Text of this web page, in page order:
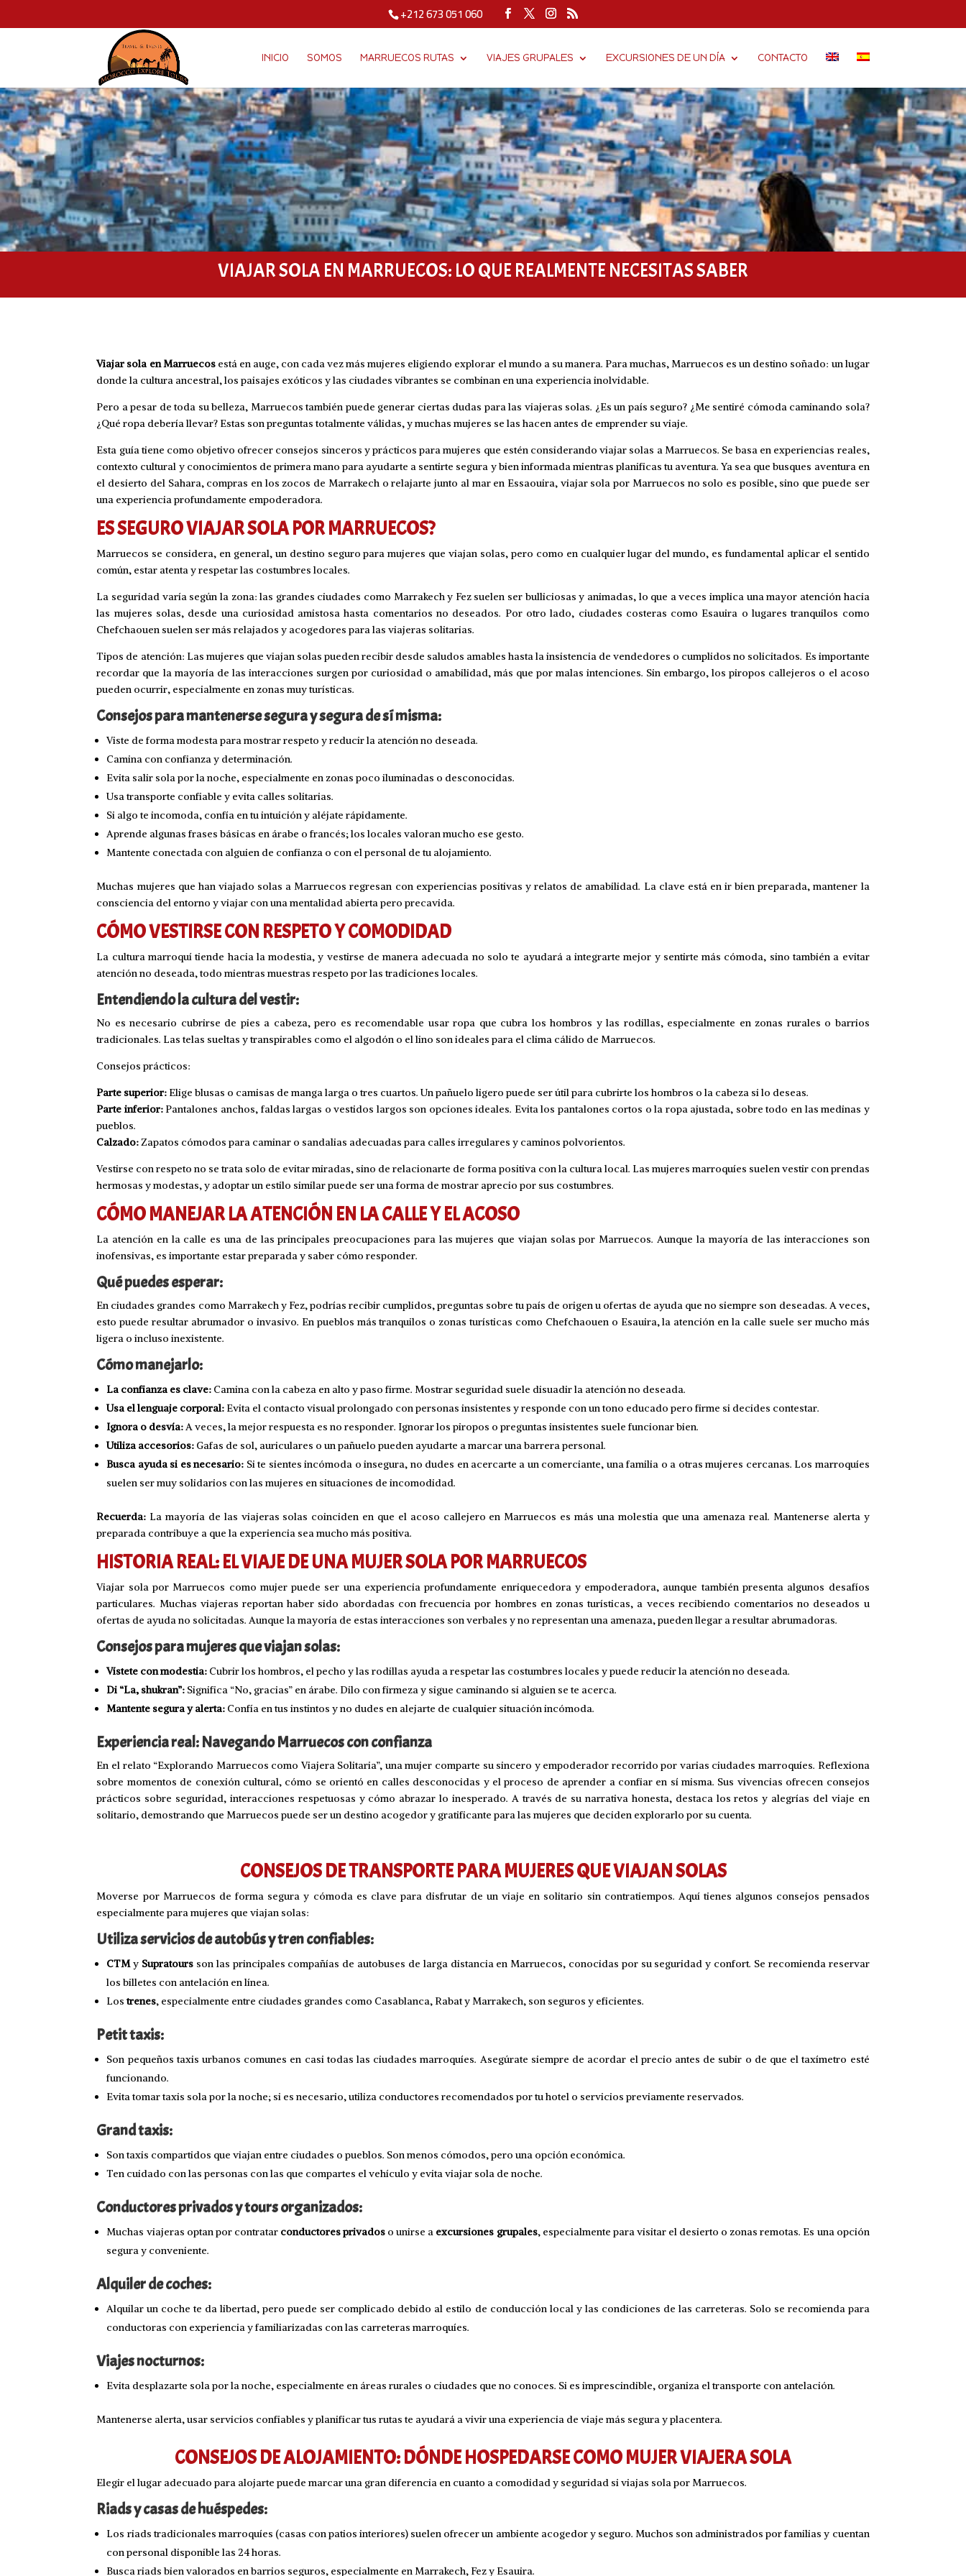
+212 673 051 060
INICIO SOMOS MARRUECOS RUTAS VIAJES GRUPALES EXCURSIONES DE UN DÍA CONTACTO
VIAJAR SOLA EN MARRUECOS: LO QUE REALMENTE NECESITAS SABER
Viajar sola en Marruecosestá en auge, con cada vez más mujeres eligiendo explorar el mundo a su manera. Para muchas, Marruecos es un destino soñado: un lugar
donde la cultura ancestral, los paisajes exóticos y las ciudades vibrantes se combinan en una experiencia inolvidable.
Pero a pesar de toda su belleza, Marruecos también puede generar ciertas dudas para las viajeras solas. ¿Es un país seguro? ¿Me sentiré cómoda caminando sola?
¿Qué ropa debería llevar? Estas son preguntas totalmente válidas, y muchas mujeres se las hacen antes de emprender su viaje.
Esta guía tiene como objetivo ofrecer consejos sinceros y prácticos para mujeres que estén considerando viajar solas a Marruecos. Se basa en experiencias reales,
contexto cultural y conocimientos de primera mano para ayudarte a sentirte segura y bien informada mientras planificas tu aventura. Ya sea que busques aventura en
el desierto del Sahara, compras en los zocos de Marrakech o relajarte junto al mar en Essaouira, viajar sola por Marruecos no solo es posible, sino que puede ser
una experiencia profundamente empoderadora.
ES SEGURO VIAJAR SOLA POR MARRUECOS?
Marruecos se considera, en general, un destino seguro para mujeres que viajan solas, pero como en cualquier lugar del mundo, es fundamental aplicar el sentido
común, estar atenta y respetar las costumbres locales.
La seguridad varía según la zona: las grandes ciudades como Marrakech y Fez suelen ser bulliciosas y animadas, lo que a veces implica una mayor atención hacia
las mujeres solas, desde una curiosidad amistosa hasta comentarios no deseados. Por otro lado, ciudades costeras como Esauira o lugares tranquilos como
Chefchaouen suelen ser más relajados y acogedores para las viajeras solitarias.
Tipos de atención: Las mujeres que viajan solas pueden recibir desde saludos amables hasta la insistencia de vendedores o cumplidos no solicitados. Es importante
recordar que la mayoría de las interacciones surgen por curiosidad o amabilidad, más que por malas intenciones. Sin embargo, los piropos callejeros o el acoso
pueden ocurrir, especialmente en zonas muy turísticas.
Consejos para mantenerse segura y segura de sí misma:
Viste de forma modesta para mostrar respeto y reducir la atención no deseada.
Camina con confianza y determinación.
Evita salir sola por la noche, especialmente en zonas poco iluminadas o desconocidas.
Usa transporte confiable y evita calles solitarias.
Si algo te incomoda, confía en tu intuición y aléjate rápidamente.
Aprende algunas frases básicas en árabe o francés; los locales valoran mucho ese gesto.
Mantente conectada con alguien de confianza o con el personal de tu alojamiento.
Muchas mujeres que han viajado solas a Marruecos regresan con experiencias positivas y relatos de amabilidad. La clave está en ir bien preparada, mantener la
consciencia del entorno y viajar con una mentalidad abierta pero precavida.
CÓMO VESTIRSE CON RESPETO Y COMODIDAD
La cultura marroquí tiende hacia la modestia, y vestirse de manera adecuada no solo te ayudará a integrarte mejor y sentirte más cómoda, sino también a evitar
atención no deseada, todo mientras muestras respeto por las tradiciones locales.
Entendiendo la cultura del vestir:
No es necesario cubrirse de pies a cabeza, pero es recomendable usar ropa que cubra los hombros y las rodillas, especialmente en zonas rurales o barrios
tradicionales. Las telas sueltas y transpirables como el algodón o el lino son ideales para el clima cálido de Marruecos.
Consejos prácticos:
Parte superior: Elige blusas o camisas de manga larga o tres cuartos. Un pañuelo ligero puede ser útil para cubrirte los hombros o la cabeza si lo deseas.
Parte inferior:Pantalones anchos, faldas largas o vestidos largos son opciones ideales. Evita los pantalones cortos o la ropa ajustada, sobre todo en las medinas y
pueblos.
Calzado:Zapatos cómodos para caminar o sandalias adecuadas para calles irregulares y caminos polvorientos.
Vestirse con respeto no se trata solo de evitar miradas, sino de relacionarte de forma positiva con la cultura local. Las mujeres marroquíes suelen vestir con prendas
hermosas y modestas, y adoptar un estilo similar puede ser una forma de mostrar aprecio por sus costumbres.
CÓMO MANEJAR LA ATENCIÓN EN LA CALLE Y EL ACOSO
La atención en la calle es una de las principales preocupaciones para las mujeres que viajan solas por Marruecos. Aunque la mayoría de las interacciones son
inofensivas, es importante estar preparada y saber cómo responder.
Qué puedes esperar:
En ciudades grandes como Marrakech y Fez, podrías recibir cumplidos, preguntas sobre tu país de origen u ofertas de ayuda que no siempre son deseadas. A veces,
esto puede resultar abrumador o invasivo. En pueblos más tranquilos o zonas turísticas como Chefchaouen o Esauira, la atención en la calle suele ser mucho más
ligera o incluso inexistente.
Cómo manejarlo:
La confianza es clave: Camina con la cabeza en alto y paso firme. Mostrar seguridad suele disuadir la atención no deseada.
Usa el lenguaje corporal: Evita el contacto visual prolongado con personas insistentes y responde con un tono educado pero firme si decides contestar.
Ignora o desvía:A veces, la mejor respuesta es no responder. Ignorar los piropos o preguntas insistentes suele funcionar bien.
Utiliza accesorios: Gafas de sol, auriculares o un pañuelo pueden ayudarte a marcar una barrera personal.
Busca ayuda si es necesario: Si te sientes incómoda o insegura, no dudes en acercarte a un comerciante, una familia o a otras mujeres cercanas. Los marroquíes
suelen ser muy solidarios con las mujeres en situaciones de incomodidad.
Recuerda: La mayoría de las viajeras solas coinciden en que el acoso callejero en Marruecos es más una molestia que una amenaza real. Mantenerse alerta y
preparada contribuye a que la experiencia sea mucho más positiva.
HISTORIA REAL: EL VIAJE DE UNA MUJER SOLA POR MARRUECOS
Viajar sola por Marruecos como mujer puede ser una experiencia profundamente enriquecedora y empoderadora, aunque también presenta algunos desafíos
particulares. Muchas viajeras reportan haber sido abordadas con frecuencia por hombres en zonas turísticas, a veces recibiendo comentarios no deseados u
ofertas de ayuda no solicitadas. Aunque la mayoría de estas interacciones son verbales y no representan una amenaza, pueden llegar a resultar abrumadoras.
Consejos para mujeres que viajan solas:
Vístete con modestia: Cubrir los hombros, el pecho y las rodillas ayuda a respetar las costumbres locales y puede reducir la atención no deseada.
Di “La, shukran”: Significa “No, gracias” en árabe. Dilo con firmeza y sigue caminando si alguien se te acerca.
Mantente segura y alerta: Confía en tus instintos y no dudes en alejarte de cualquier situación incómoda.
Experiencia real: Navegando Marruecos con confianza
En el relato “Explorando Marruecos como Viajera Solitaria”, una mujer comparte su sincero y empoderador recorrido por varias ciudades marroquíes. Reflexiona
sobre momentos de conexión cultural, cómo se orientó en calles desconocidas y el proceso de aprender a confiar en sí misma. Sus vivencias ofrecen consejos
prácticos sobre seguridad, interacciones respetuosas y cómo abrazar lo inesperado. A través de su narrativa honesta, destaca los retos y alegrías del viaje en
solitario, demostrando que Marruecos puede ser un destino acogedor y gratificante para las mujeres que deciden explorarlo por su cuenta.
CONSEJOS DE TRANSPORTE PARA MUJERES QUE VIAJAN SOLAS
Moverse por Marruecos de forma segura y cómoda es clave para disfrutar de un viaje en solitario sin contratiempos. Aquí tienes algunos consejos pensados
especialmente para mujeres que viajan solas:
Utiliza servicios de autobús y tren confiables:
CTMy Supratours son las principales compañías de autobuses de larga distancia en Marruecos, conocidas por su seguridad y confort. Se recomienda reservar
los billetes con antelación en línea.
Lostrenes, especialmente entre ciudades grandes como Casablanca, Rabat y Marrakech, son seguros y eficientes.
Petit taxis:
Son pequeños taxis urbanos comunes en casi todas las ciudades marroquíes. Asegúrate siempre de acordar el precio antes de subir o de que el taxímetro esté
funcionando.
Evita tomar taxis sola por la noche; si es necesario, utiliza conductores recomendados por tu hotel o servicios previamente reservados.
Grand taxis:
Son taxis compartidos que viajan entre ciudades o pueblos. Son menos cómodos, pero una opción económica.
Ten cuidado con las personas con las que compartes el vehículo y evita viajar sola de noche.
Conductores privados y tours organizados:
Muchas viajeras optan por contratar conductores privados o unirse a excursiones grupales, especialmente para visitar el desierto o zonas remotas. Es una opción
segura y conveniente.
Alquiler de coches:
Alquilar un coche te da libertad, pero puede ser complicado debido al estilo de conducción local y las condiciones de las carreteras. Solo se recomienda para
conductoras con experiencia y familiarizadas con las carreteras marroquíes.
Viajes nocturnos:
Evita desplazarte sola por la noche, especialmente en áreas rurales o ciudades que no conoces. Si es imprescindible, organiza el transporte con antelación.
Mantenerse alerta, usar servicios confiables y planificar tus rutas te ayudará a vivir una experiencia de viaje más segura y placentera.
CONSEJOS DE ALOJAMIENTO: DÓNDE HOSPEDARSE COMO MUJER VIAJERA SOLA
Elegir el lugar adecuado para alojarte puede marcar una gran diferencia en cuanto a comodidad y seguridad si viajas sola por Marruecos.
Riads y casas de huéspedes:
Los riads tradicionales marroquíes (casas con patios interiores) suelen ofrecer un ambiente acogedor y seguro. Muchos son administrados por familias y cuentan
con personal disponible las 24 horas.
Busca riads bien valorados en barrios seguros, especialmente en Marrakech, Fez y Esauira.